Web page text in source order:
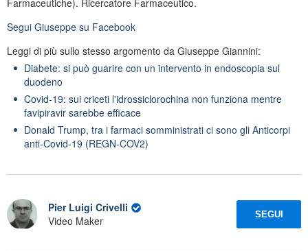
Segui Giuseppe su Facebook
Leggi di più sullo stesso argomento da Giuseppe Giannini:
Diabete: si può guarire con un intervento in endoscopia sul
duodeno
Covid-19: sui criceti l'idrossiclorochina non funziona mentre
favipiravir sarebbe efficace
Donald Trump, tra i farmaci somministrati ci sono gli Anticorpi
anti-Covid-19 (REGN-COV2)
Pier Luigi Crivelli
Video Maker
SEGUI